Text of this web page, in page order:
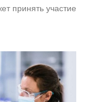
принять участие